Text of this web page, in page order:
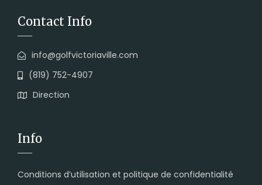
Contact Info
info@golfvictoriaville.com
(819) 752-4907
Direction
Info
Conditions d’utilisation et politique de confidentialité